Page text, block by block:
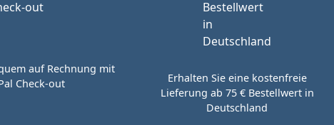
auf Rechnung mit
Check-out
Erhalten Sie eine kostenfreie
Lieferung ab 75 € Bestellwert in
Deutschland